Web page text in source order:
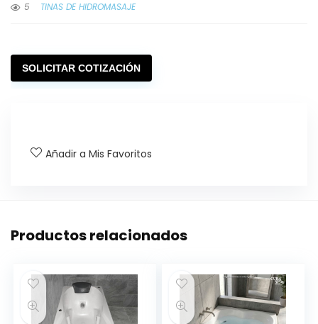
5
TINAS DE HIDROMASAJE
SOLICITAR COTIZACIÓN
Añadir a Mis Favoritos
Productos relacionados